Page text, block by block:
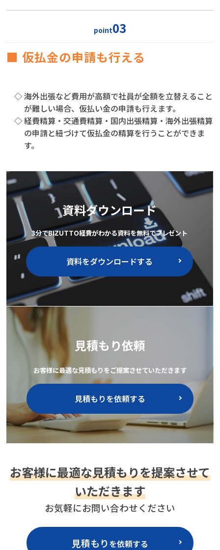
point03
■ 仮払金の申請も行える
◇ 海外出張など費用が高額で社員が全額を立替えること
が難しい場合、仮払い金の申請も行えます。
◇ 経費精算・交通費精算・国内出張精算・海外出張精算
の申請と紐づけて仮払金の精算を行うことができま
す。
資料ダウンロード
3分でBIZUTTO経費がわかる資料を無料でプレゼント
資料をダウンロードする
見積もり依頼
お客様に最適な見積もりをご提案させていただきます
見積もりを依頼する
お客様に最適な見積もりを提案させて
いただきます
お気軽にお問い合わせください
見積もりを依頼する